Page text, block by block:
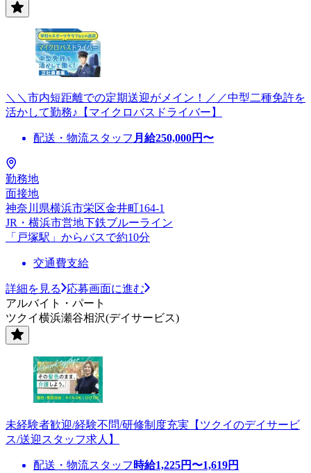
＼＼市内短距離での定期送迎がメイン！／／中型二種免許を
活かして勤務♪【マイクロバスドライバー】
配送・物流スタッフ 月給250,000円〜
勤務地
面接地
神奈川県横浜市栄区金井町164-1
JR・横浜市営地下鉄ブルーライン
「戸塚駅」からバスで約10分
交通費支給
詳細を見る
応募画面に進む
アルバイト・パート
ツクイ横浜瀬谷相沢(デイサービス)
未経験者歓迎/経験不問/研修制度充実【ツクイのデイサービ
ス/送迎スタッフ求人】
配送・物流スタッフ 時給1,225円〜1,619円